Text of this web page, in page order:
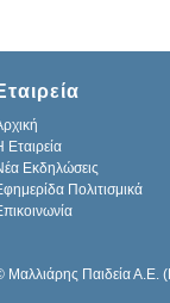
Εταιρεία
Εκδηλώσεις
Πολιτισμικά
Μαλλιάρης Παιδεία